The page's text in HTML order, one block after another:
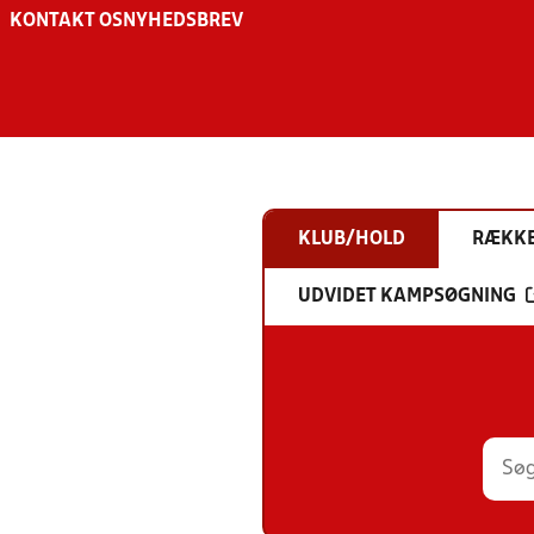
KONTAKT OS NYHEDSBREV
KLUB/HOLD
UDVIDET KAMPSØGNING